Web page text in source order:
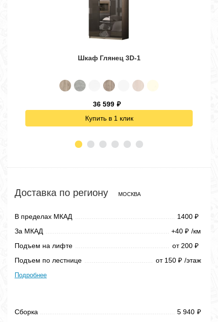
Шкаф Глянец 3D-1
36 599 ₽
Купить в 1 клик
Доставка по региону МОСКВА
В пределах МКАД 1400 ₽
За МКАД +40 ₽ /км
Подъем на лифте
от 200 ₽
Подъем по лестнице от 150 ₽ /этаж
Подробнее
Сборка 5 940 ₽